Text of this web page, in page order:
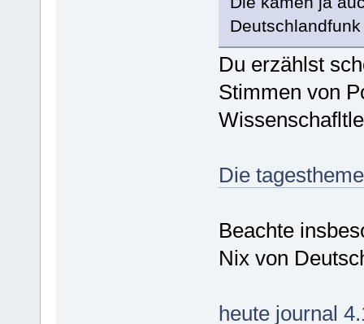
Du erzählst
Stimmen von
Die
Beachte
Nix von
heute journal